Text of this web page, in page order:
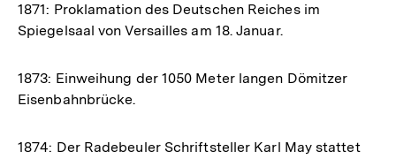
1871: Proklamation des Deutschen Reiches im
Spiegelsaal von Versailles am 18. Januar.
1873: Einweihung der 1050 Meter langen Dömitzer
Eisenbahnbrücke.
1874: Der Radebeuler Schriftsteller Karl May stattet